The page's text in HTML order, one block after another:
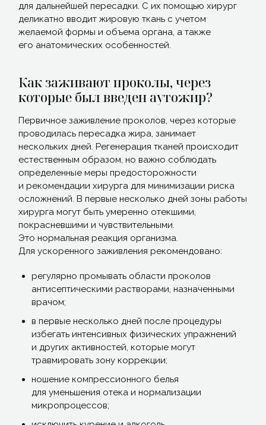
для дальнейшей пересадки. С их помощью хирург
деликатно вводит жировую ткань с учетом
желаемой формы и объема органа, а также
его анатомических особенностей.
Как заживают проколы, через
которые был введен аутожир?
Первичное заживление проколов, через которые
проводилась пересадка жира, занимает
нескольких дней. Регенерация тканей происходит
естественным образом, но важно соблюдать
определенные меры предосторожности
и рекомендации хирурга для минимизации риска
осложнений. В первые несколько дней зоны работы
хирурга могут быть умеренно отекшими,
покрасневшими и чувствительными.
Это нормальная реакция организма.
Для ускоренного заживления рекомендовано:
регулярно промывать области проколов
антисептическими растворами, назначенными
врачом;
в первые несколько дней после процедуры
избегать интенсивных физических упражнений
и других активностей, которые могут
травмировать зону коррекции;
ношение компрессионного белья
для уменьшения отека и нормализации
микропроцессов;